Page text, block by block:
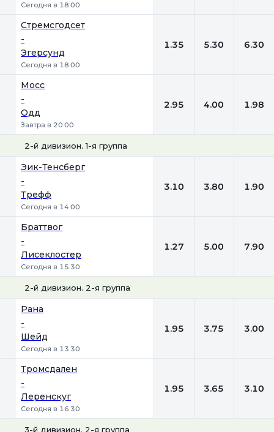
Сегодня в 18:00
Стремсгодсет
-
Эгерсунд
Сегодня в 18:00
1.35 5.30 6.30
Мосс
-
Одд
Завтра в 20:00
2.95 4.00 1.98
2-й дивизион. 1-я группа
Эик-Тенсберг
-
Трефф
Сегодня в 14:00
3.10 3.80 1.90
Браттвог
-
Лисеклостер
Сегодня в 15:30
1.27 5.00 7.90
2-й дивизион. 2-я группа
Рана
-
Шейд
Сегодня в 13:30
1.95 3.75 3.00
Тромсдален
-
Леренскуг
Сегодня в 16:30
1.95 3.65 3.10
3-й дивизион. 2-я группа